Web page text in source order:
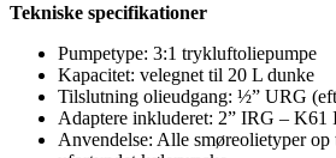
Tekniske specifikationer
Pumpetype: 3:1 trykluftoliepumpe
Kapacitet: velegnet til 20 L dunke
Tilslutning olieudgang: ½” URG
Adaptere inkluderet: 2” IRG –
Anvendelse: Alle smøreolietyper